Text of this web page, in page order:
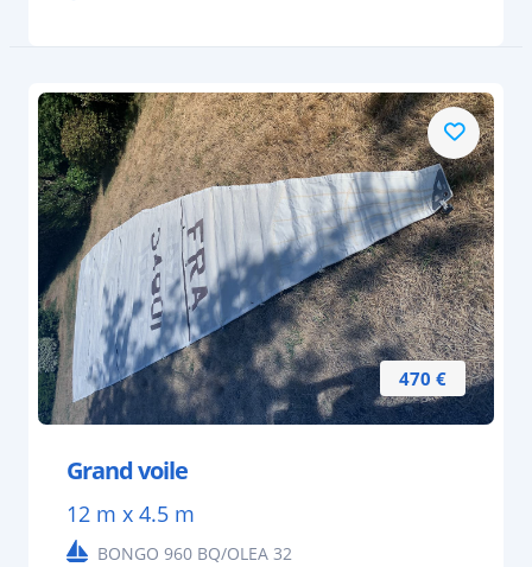
470 €
Grand voile
12 m x 4.5 m
BONGO 960 BQ/OLEA 32